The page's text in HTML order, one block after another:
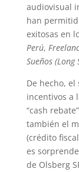
audiovisual
han
exitosas en
Perú,
Sueños (Long
De hecho,
incentivos a
“cash
también el
(crédito
es
de Olsberg